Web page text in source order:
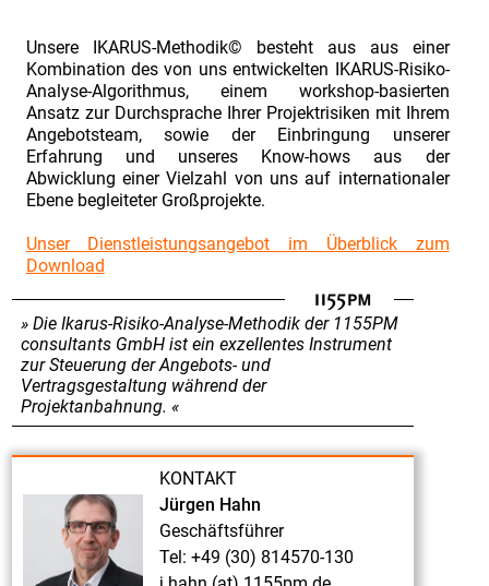
Unsere IKARUS-Methodik© besteht aus aus einer
Kombination des von uns entwickelten IKARUS-Risiko-
Analyse-Algorithmus, einem workshop-basierten
Ansatz zur Durchsprache Ihrer Projektrisiken mit Ihrem
Angebotsteam, sowie der Einbringung unserer
Erfahrung und unseres Know-hows aus der
Abwicklung einer Vielzahl von uns auf internationaler
Ebene begleiteter Großprojekte.
Unser Dienstleistungsangebot im Überblick zum
Download
KONTAKT
Jürgen Hahn
Geschäftsführer
Tel: +49 (30) 814570-130
Die Ikarus-Risiko-Analyse-Methodik der 1155PM
consultants GmbH ist ein exzellentes Instrument
zur Steuerung der Angebots- und
Vertragsgestaltung während der
Projektanbahnung.